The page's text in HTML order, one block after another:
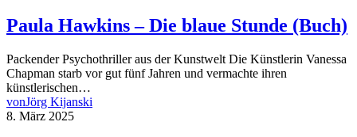
Paula Hawkins – Die blaue Stunde (Buch)
Packender Psychothriller aus der Kunstwelt Die Künstlerin Vanessa
Chapman starb vor gut fünf Jahren und vermachte ihren
künstlerischen…
vonJörg Kijanski
8. März 2025